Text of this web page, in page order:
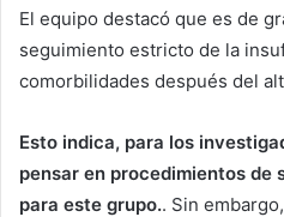
El equipo destacó que es de
seguimiento estricto de la
comorbilidades después del
Esto indica, para los
pensar en procedimientos de
para este grupo.. Sin